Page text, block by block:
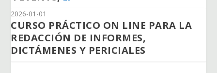
2026-01-01
CURSO PRÁCTICO ON LINE PARA LA
REDACCIÓN DE INFORMES,
DICTÁMENES Y PERICIALES